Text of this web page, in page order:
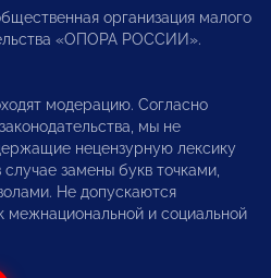
организация малого
«ОПОРА РОССИИ».
модерацию. Согласно
мы не
нецензурную лексику
замены букв точками,
Не допускаются
и социальной